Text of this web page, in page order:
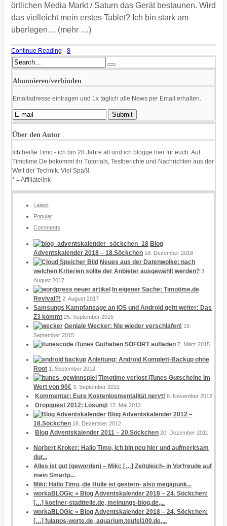
örtlichen Media Markt / Saturn das Gerät bestaunen. Wird
das vielleicht mein erstes Tablet? Ich bin stark am
überlegen… (mehr …)
Continue Reading · 8
Abonnieren/verbinden
Emailadresse eintragen und 1x täglich alle News per Email erhalten.
Über den Autor
Ich heiße Timo - ich bin 28 Jahre alt und ich blogge hier für euch. Auf
Timotime.De bekommt ihr Tutorials, Testberichte und Nachrichten aus der
Welt der Technik. Viel Spaß!
* = Affiliatelink
Latest
Popular
Comments
Blog
Adventskalender 2018 – 18.Söckchen 18. Dezember 2018
Neues aus der Datenwolke: nach
welchen Kriterien sollte der Anbieter ausgewählt werden? 3.
August 2017
In eigener Sache: Timotime.de
Revival?! 2. August 2017
Samsungs Kampfansage an iOS und Android geht weiter: Das
Z3 kommt 25. September 2015
Geniale Wecker: Nie wieder verschlafen! 19.
September 2015
iTunes Guthaben SOFORT aufladen 7. März 2015
Anleitung: Android Komplett-Backup ohne
Root 1. September 2012
Timotime verlost iTunes Gutscheine im
Wert von 90€ 3. September 2012
Kommentar: Eure Kostenlosmentalität nervt! 8. November 2012
Dropquest 2012: Lösung! 12. Mai 2012
Blog Adventskalender 2012 –
18.Söckchen 18. Dezember 2012
Blog Adventskalender 2011 – 20.Söckchen 20. Dezember 2011
Norbert Kroker: Hallo Timo, ich bin neu hier und aufmerksam
dur...
Alles ist gut (geworden) – Miki: […] Zeitgleich- in Vorfreude auf
mein Smartp...
Miki: Hallo Timo, die Hülle ist gestern- also megapünk...
workaBLOGic » Blog Adventskalender 2018 – 24. Söckchen:
[…] koelner-stadtteile.de, meinungs-blog.de,...
workaBLOGic » Blog Adventskalender 2018 – 24. Söckchen:
[…] fulanos-worte.de, aquarium.teufel100.de,...